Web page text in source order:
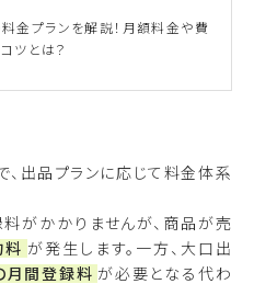
金プランを解説！月額料金や費
ツとは？
、出品プランに応じて料金体系
がかかりませんが、商品が売
料 が発生します。一方、大口出
間登録料 が必要となる代わ